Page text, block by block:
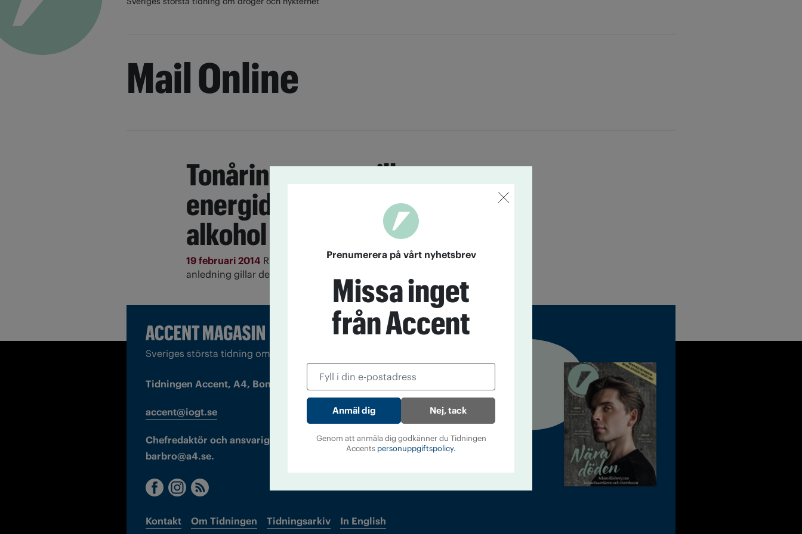
Mail Online
Tonåringar som gillar
energidryck dricker också
alkohol
19 februari 2014 Riskbenägna tonåringar gillar energidryck. Av samma
anledning gillar de också alkohol och andra droger.
Sveriges största tidning om droger och nykterhet
Tidningen Accent, A4, Bondegatan 21, 116 33 Stockholm
accent@iogt.se
Chefredaktör och ansvarig utgivare: Barbro Janson Lundkvist,
barbro@a4.se.
Kontakt Om Tidningen Tidningsarkiv In English
Läs tidigare
Accent
Prenumerera på vårt nyhetsbrev
Missa inget
från Accent
Nej, tack
Genom att anmäla dig godkänner du Tidningen
Accents personuppgiftspolicy.